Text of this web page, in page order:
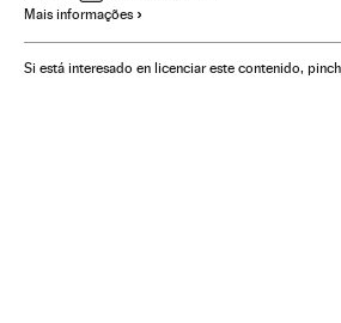
Meios comunicação América Cultura
Mais informações
Si está interesado en licenciar este contenido,